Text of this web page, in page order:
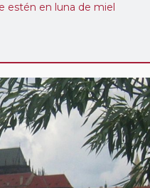
estén en luna de miel